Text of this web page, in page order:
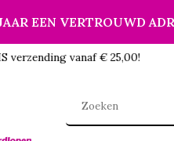
EEN VERTROUWD
vanaf € 25,00!